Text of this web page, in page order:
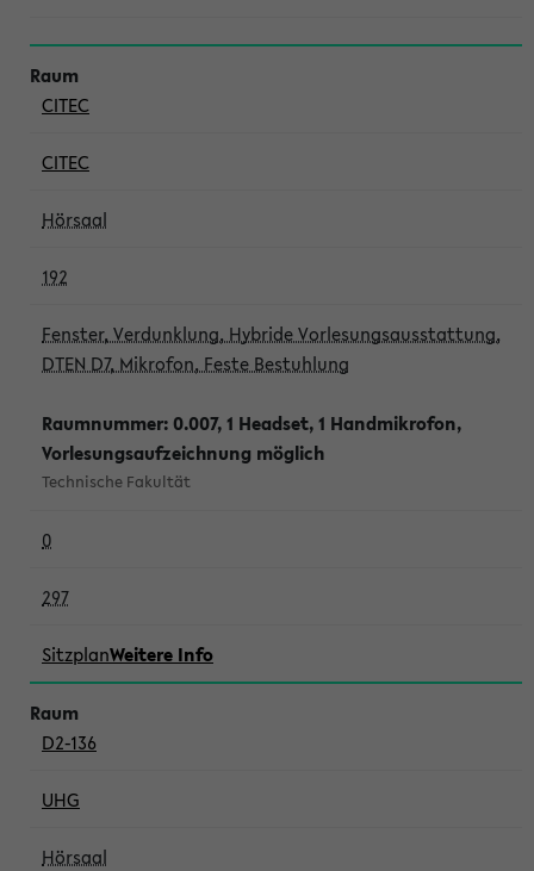
CITEC
CITEC
Hörsaal
192
Fenster, Verdunklung, Hybride Vorlesungsausstattung,
DTEN D7, Mikrofon, Feste Bestuhlung
Raumnummer: 0.007, 1 Headset, 1 Handmikrofon,
Vorlesungsaufzeichnung möglich
Technische Fakultät
0
297
SitzplanWeitere Info
D2-136
UHG
Hörsaal